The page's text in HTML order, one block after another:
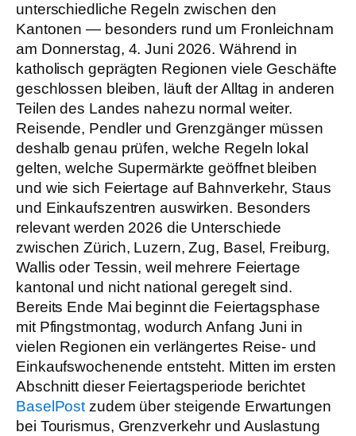
unterschiedliche Regeln zwischen den
Kantonen — besonders rund um Fronleichnam
am Donnerstag, 4. Juni 2026. Während in
katholisch geprägten Regionen viele Geschäfte
geschlossen bleiben, läuft der Alltag in anderen
Teilen des Landes nahezu normal weiter.
Reisende, Pendler und Grenzgänger müssen
deshalb genau prüfen, welche Regeln lokal
gelten, welche Supermärkte geöffnet bleiben
und wie sich Feiertage auf Bahnverkehr, Staus
und Einkaufszentren auswirken. Besonders
relevant werden 2026 die Unterschiede
zwischen Zürich, Luzern, Zug, Basel, Freiburg,
Wallis oder Tessin, weil mehrere Feiertage
kantonal und nicht national geregelt sind.
Bereits Ende Mai beginnt die Feiertagsphase
mit Pfingstmontag, wodurch Anfang Juni in
vielen Regionen ein verlängertes Reise- und
Einkaufswochenende entsteht. Mitten im ersten
Abschnitt dieser Feiertagsperiode berichtet
BaselPostzudem über steigende Erwartungen
bei Tourismus, Grenzverkehr und Auslastung